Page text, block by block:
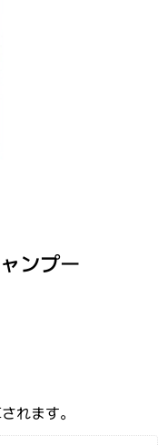
ンプー
れます。